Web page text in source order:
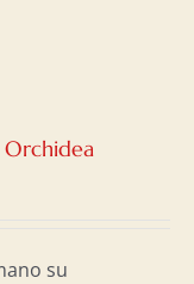
su